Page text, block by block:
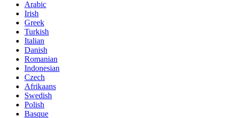
Arabic
Irish
Greek
Turkish
Italian
Danish
Romanian
Indonesian
Czech
Afrikaans
Swedish
Polish
Basque